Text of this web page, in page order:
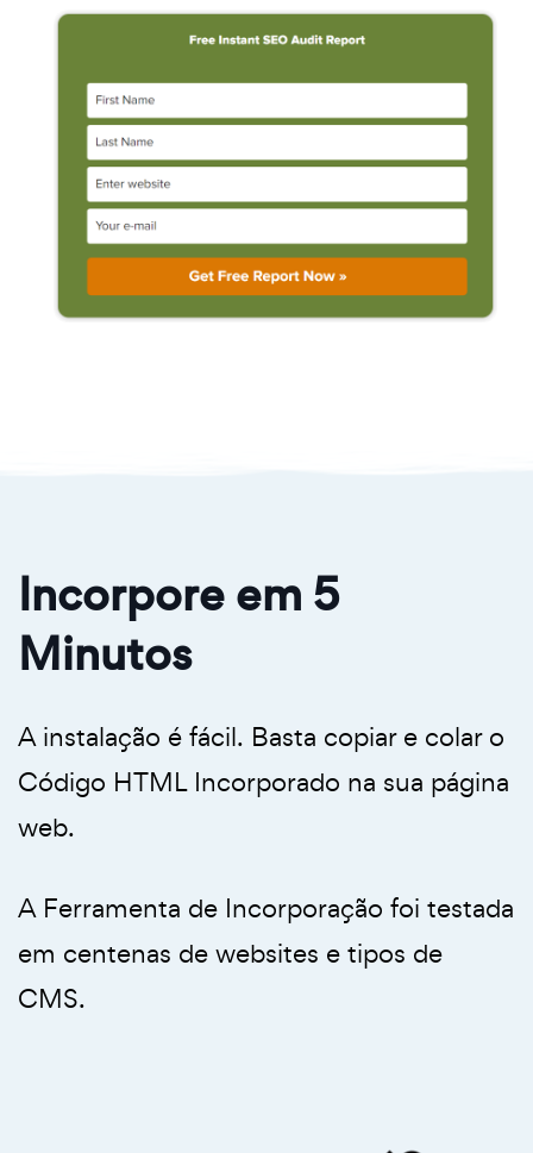
Incorpore em 5
Minutos
A instalação é fácil. Basta copiar e colar o
Código HTML Incorporado na sua página
web.
A Ferramenta de Incorporação foi testada
em centenas de websites e tipos de
CMS.